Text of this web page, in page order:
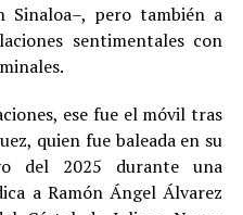
Sinaloa–, pero también a
sentimentales con
ese fue el móvil tras
quien fue baleada en su
del 2025 durante una
a Ramón Ángel Álvarez